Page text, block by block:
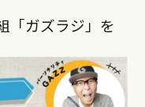
「ガズラジ」を